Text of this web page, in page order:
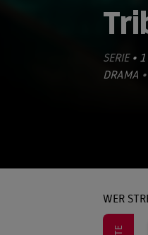
SERIE •
DRAMA
WER